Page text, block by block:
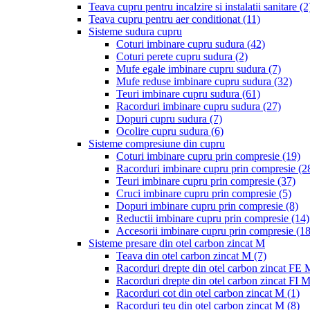
Teava cupru pentru incalzire si instalatii sanitare
Teava cupru pentru aer conditionat (11)
Sisteme sudura cupru
Coturi imbinare cupru sudura (42)
Coturi perete cupru sudura (2)
Mufe egale imbinare cupru sudura (7)
Mufe reduse imbinare cupru sudura (32)
Teuri imbinare cupru sudura (61)
Racorduri imbinare cupru sudura (27)
Dopuri cupru sudura (7)
Ocolire cupru sudura (6)
Sisteme compresiune din cupru
Coturi imbinare cupru prin compresie (19)
Racorduri imbinare cupru prin compresie
Teuri imbinare cupru prin compresie (37)
Cruci imbinare cupru prin compresie (5)
Dopuri imbinare cupru prin compresie (8)
Reductii imbinare cupru prin compresie (14)
Accesorii imbinare cupru prin compresie
Sisteme presare din otel carbon zincat M
Teava din otel carbon zincat M (7)
Racorduri drepte din otel carbon zincat FE
Racorduri drepte din otel carbon zincat FI M
Racorduri cot din otel carbon zincat M (1)
Racorduri teu din otel carbon zincat M (8)